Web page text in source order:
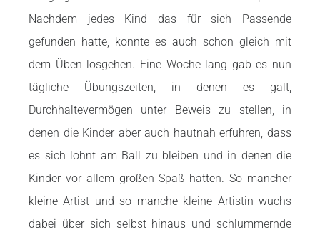
Nachdem jedes Kind das für sich Passende
gefunden hatte, konnte es auch schon gleich mit
dem Üben losgehen. Eine Woche lang gab es nun
tägliche Übungszeiten, in denen es galt,
Durchhaltevermögen unter Beweis zu stellen, in
denen die Kinder aber auch hautnah erfuhren, dass
es sich lohnt am Ball zu bleiben und in denen die
Kinder vor allem großen Spaß hatten. So mancher
kleineArtist und so manche kleine Artistin wuchs
dabei über sich selbst hinaus und schlummernde